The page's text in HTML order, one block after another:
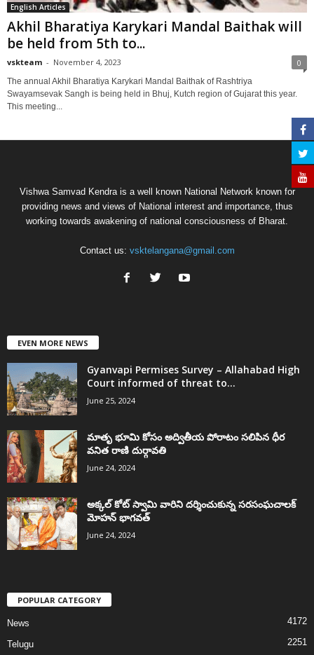
English Articles
Akhil Bharatiya Karykari Mandal Baithak will
be held from 5th to...
vskteam - November 4, 2023 0
The annual Akhil Bharatiya Karykari Mandal Baithak of Rashtriya
Swayamsevak Sangh is being held in Bhuj, Kutch region of Gujarat this year.
This meeting...
Vishwa Samvad Kendra is a well known National Network known for
providing news and views of National interest and importance, thus
working towards awakening of national consciousness of Bharat.
Contact us: vsktelangana@gmail.com
EVEN MORE NEWS
Gyanvapi Permises Survey – Allahabad High
Court informed of threat to...
June 25, 2024
మాతృ భూమి కోసం అద్వితీయ పోరాటం సలిపిన ధీర
వనిత రాణి దుర్గావతి
June 24, 2024
అక్కల్‌ కోట్‌ స్వామి వారిని దర్శించుకున్న సరసంఘచాలక్
మోహన్ భాగవత్
June 24, 2024
POPULAR CATEGORY
News 4172
Telugu 2251